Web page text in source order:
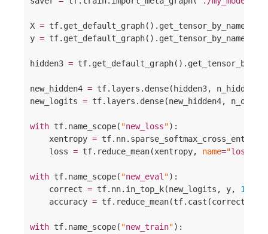
X = tf.get_default_graph().get_tensor_by_name(
y = tf.get_default_graph().get_tensor_by_name(
hidden3 =
new_hidden4 = tf.layers.dense(hidden3,
new_logits = tf.layers.dense(new_hidden4,
with tf.name_scope( "new_loss"):
    xentropy
=
    loss
= tf.reduce_mean(xentropy, name="loss
with tf.name_scope( "new_eval "):
    correct
= tf.nn.in_top_k(new_logits, y, 1
    accuracy
= tf.reduce_mean(tf.cast(correct,
with tf.name_scope( "new_train"):